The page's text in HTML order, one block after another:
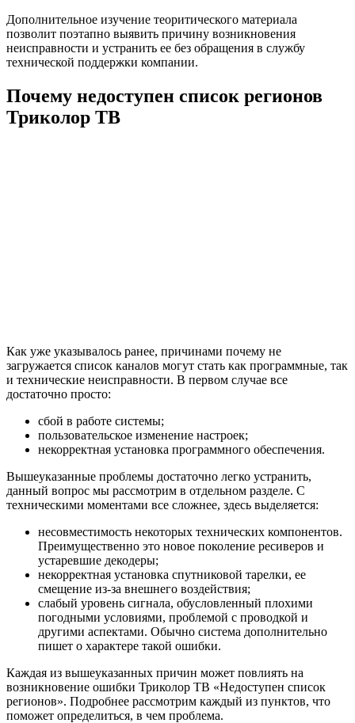
Дополнительное изучение теоритического материала
позволит поэтапно выявить причину возникновения
неисправности и устранить ее без обращения в службу
технической поддержки компании.
Почему недоступен список регионов
Триколор ТВ
Как уже указывалось ранее, причинами почему не
загружается список каналов могут стать как программные, так
и технические неисправности. В первом случае все
достаточно просто:
сбой в работе системы;
пользовательское изменение настроек;
некорректная установка программного обеспечения.
Вышеуказанные проблемы достаточно легко устранить,
данный вопрос мы рассмотрим в отдельном разделе. С
техническими моментами все сложнее, здесь выделяется:
несовместимость некоторых технических компонентов.
Преимущественно это новое поколение ресиверов и
устаревшие декодеры;
некорректная установка спутниковой тарелки, ее
смещение из-за внешнего воздействия;
слабый уровень сигнала, обусловленный плохими
погодными условиями, проблемой с проводкой и
другими аспектами. Обычно система дополнительно
пишет о характере такой ошибки.
Каждая из вышеуказанных причин может повлиять на
возникновение ошибки Триколор ТВ «Недоступен список
регионов». Подробнее рассмотрим каждый из пунктов, что
поможет определиться, в чем проблема.